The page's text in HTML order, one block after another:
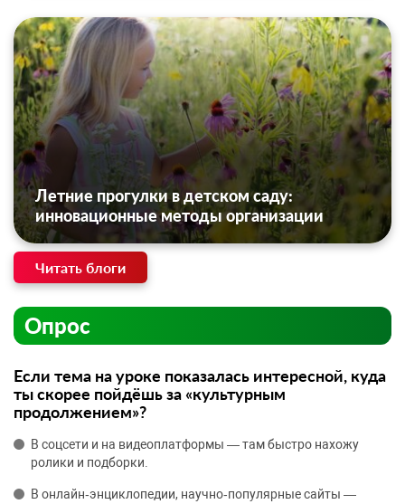
Летние прогулки в детском саду:
инновационные методы организации
Читать блоги
Опрос
Если тема на уроке показалась интересной, куда
ты скорее пойдёшь за «культурным
продолжением»?
В соцсети и на видеоплатформы — там быстро нахожу
ролики и подборки.
В онлайн‑энциклопедии, научно‑популярные сайты —